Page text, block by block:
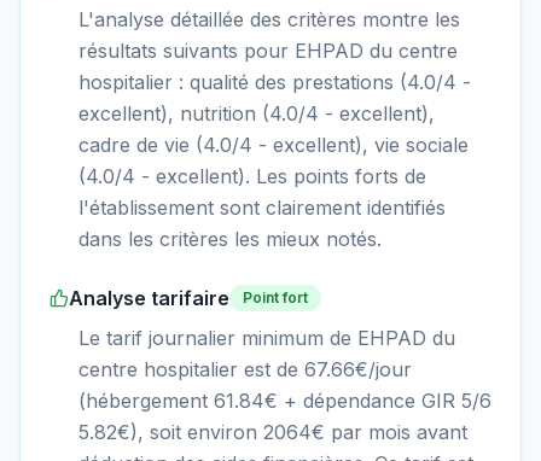
L'analyse détaillée des critères montre les
résultats suivants pour EHPAD du centre
hospitalier : qualité des prestations (4.0/4 -
excellent), nutrition (4.0/4 - excellent),
cadre de vie (4.0/4 - excellent), vie sociale
(4.0/4 - excellent). Les points forts de
l'établissement sont clairement identifiés
dans les critères les mieux notés.
Analyse tarifaire Point fort
Le tarif journalier minimum de EHPAD du
centre hospitalier est de 67.66€/jour
(hébergement 61.84€ + dépendance GIR 5/6
5.82€), soit environ 2064€ par mois avant